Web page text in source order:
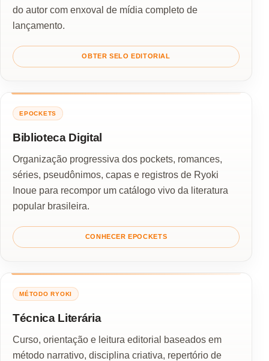
do autor com enxoval de mídia completo de
lançamento.
OBTER SELO EDITORIAL
EPOCKETS
Biblioteca Digital
Organização progressiva dos pockets, romances,
séries, pseudônimos, capas e registros de Ryoki
Inoue para recompor um catálogo vivo da literatura
popular brasileira.
CONHECER EPOCKETS
MÉTODO RYOKI
Técnica Literária
Curso, orientação e leitura editorial baseados em
método narrativo, disciplina criativa, repertório de